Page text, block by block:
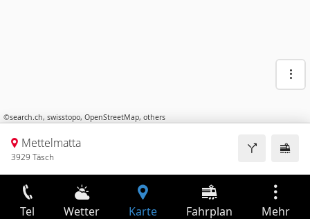
©search.ch, swisstopo, OpenStreetMap, others
Mettelmatta
3929 Täsch
Tel Wetter Karte Fahrplan Mehr